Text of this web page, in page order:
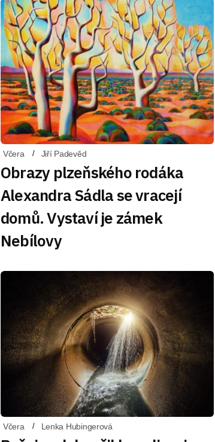
Včera Jiří Padevěd
Obrazy plzeňského rodáka
Alexandra Sádla se vracejí
domů. Vystaví je zámek
Nebílovy
Včera Lenka Hubingerová